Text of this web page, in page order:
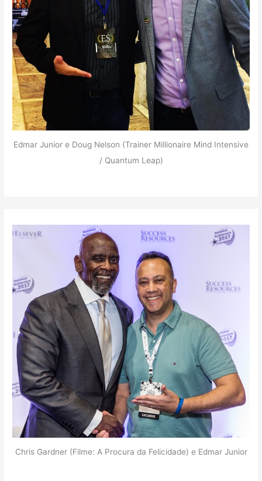
Edmar Junior e Doug Nelson (Trainer Millionaire Mind Intensive
/ Quantum Leap)
Chris Gardner (Filme: A Procura da Felicidade) e Edmar Junior